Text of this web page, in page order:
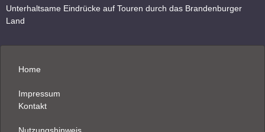
Unterhaltsame Eindrücke auf Touren durch das Brandenburger
Land
Home
Impressum
Kontakt